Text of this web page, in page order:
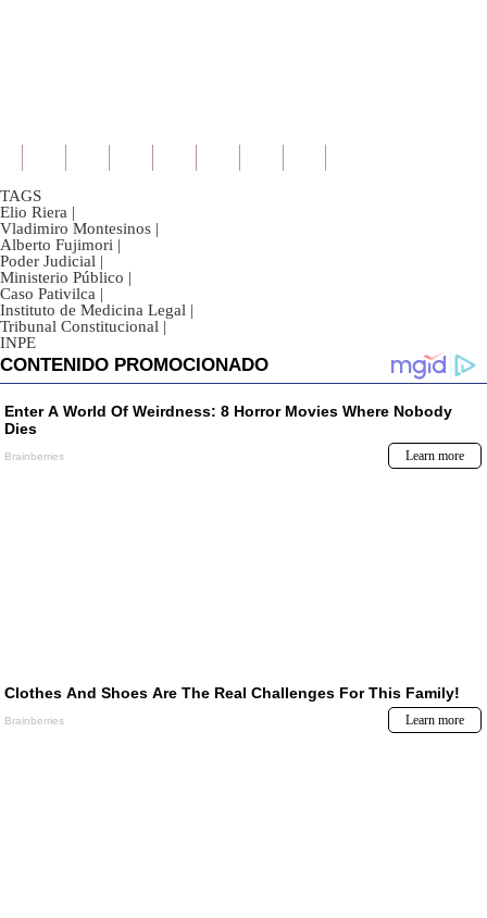
TAGS
Elio Riera |
Vladimiro Montesinos |
Alberto Fujimori |
Poder Judicial |
Ministerio Público |
Caso Pativilca |
Instituto de Medicina Legal |
Tribunal Constitucional |
INPE